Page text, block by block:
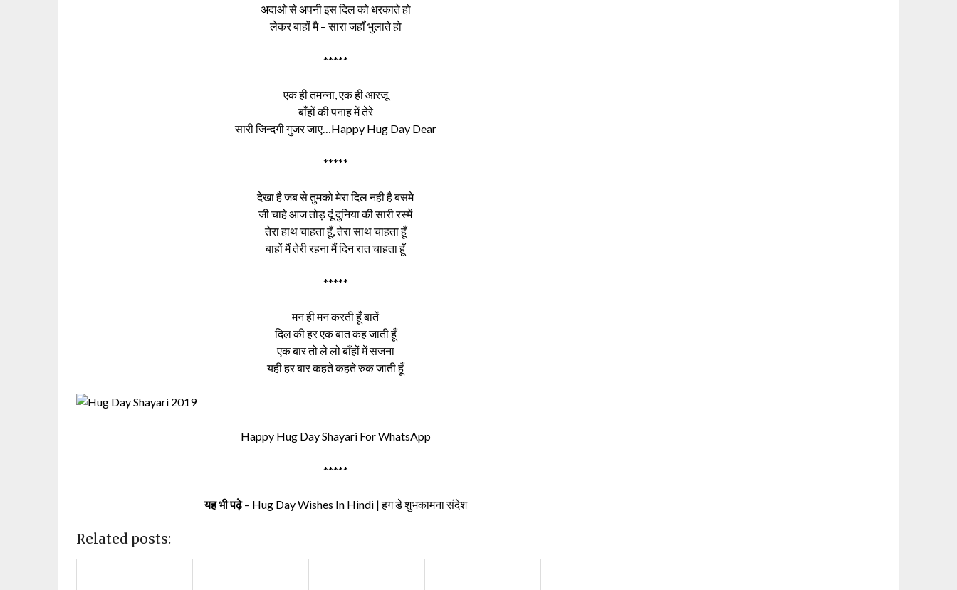
अदाओ से अपनी इस दिल को धरकाते हो
लेकर बाहों मै – सारा जहाँ भुलाते हो
*****
एक ही तमन्ना, एक ही आरजू
बाँहों की पनाह में तेरे
सारी जिन्दगी गुजर जाए…Happy Hug Day Dear
*****
देखा है जब से तुमको मेरा दिल नही है बसमे
जी चाहे आज तोड़ दूं दुनिया की सारी रस्में
तेरा हाथ चाहता हूँ, तेरा साथ चाहता हूँ
बाहों मैं तेरी रहना मैं दिन रात चाहता हूँ
*****
मन ही मन करती हूँ बातें
दिल की हर एक बात कह जाती हूँ
एक बार तो ले लो बाँहों में सजना
यही हर बार कहते कहते रुक जाती हूँ
Happy Hug Day Shayari For WhatsApp
*****
यह भी पढ़े– Hug Day Wishes In Hindi | हग डे शुभकामना संदेश
Related posts: